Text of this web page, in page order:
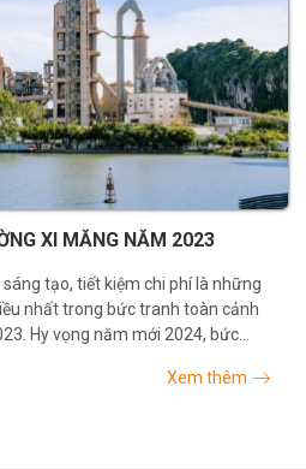
XI MĂNG NĂM 2023
tạo, tiết kiệm chi phí là những
nhất trong bức tranh toàn cảnh
Hy vọng năm mới 2024, bức
Xem thêm